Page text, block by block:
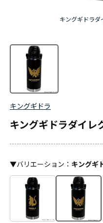
キングギドラダ
キングギドラ
キングギドラダイレ
▼バリエーション ： キングギ